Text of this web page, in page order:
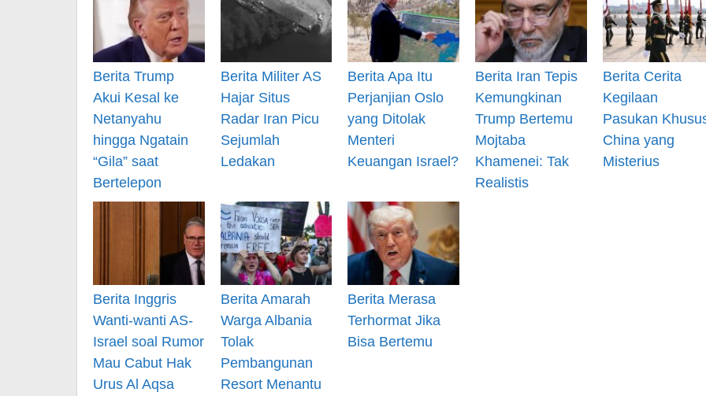
Berita Trump
Akui Kesal ke
Netanyahu
hingga Ngatain
“Gila” saat
Bertelepon
Berita Militer AS
Hajar Situs
Radar Iran Picu
Sejumlah
Ledakan
Berita Apa Itu
Perjanjian Oslo
yang Ditolak
Menteri
Keuangan Israel?
Berita Iran Tepis
Kemungkinan
Trump Bertemu
Mojtaba
Khamenei: Tak
Realistis
Berita Cerita
Kegilaan
Pasukan
China yang
Misterius
Berita Inggris
Wanti-wanti AS-
Israel soal Rumor
Mau Cabut Hak
Urus Al Aqsa
Berita Amarah
Warga Albania
Tolak
Pembangunan
Resort Menantu
Berita Merasa
Terhormat Jika
Bisa Bertemu